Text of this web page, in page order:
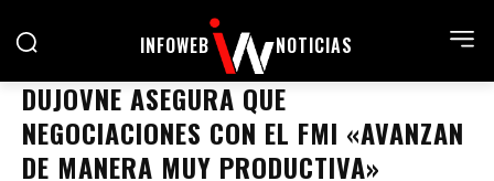
INFOWEB NOTICIAS
DUJOVNE ASEGURA QUE
NEGOCIACIONES CON EL FMI «AVANZAN
DE MANERA MUY PRODUCTIVA»